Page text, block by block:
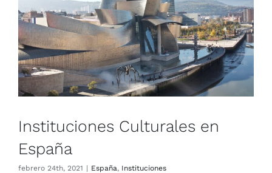
Instituciones Culturales en
España
España Instituciones
Instituciones Culturales en
España
febrero 24th, 2021 | España, Instituciones